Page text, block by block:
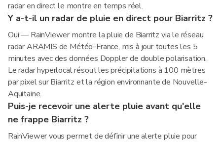
radar en direct le montre en temps réel.
Y a-t-il un radar de pluie en direct pour Biarritz ?
Oui — RainViewer montre la pluie de Biarritz via le réseau
radar ARAMIS de Météo-France, mis à jour toutes les 5
minutes avec des données Doppler de double polarisation.
Le radar hyperlocal résout les précipitations à 100 mètres
par pixel sur Biarritz et la région environnante de Nouvelle-
Aquitaine.
Puis-je recevoir une alerte pluie avant qu'elle
ne frappe Biarritz ?
RainViewer vous permet de définir une alerte pluie pour